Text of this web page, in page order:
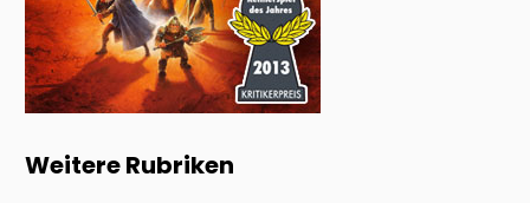
Weitere Rubriken